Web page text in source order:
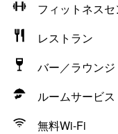
フィットネス
レストラン
バー／ラウンジ
ルームサービス
無料Wi-Fi